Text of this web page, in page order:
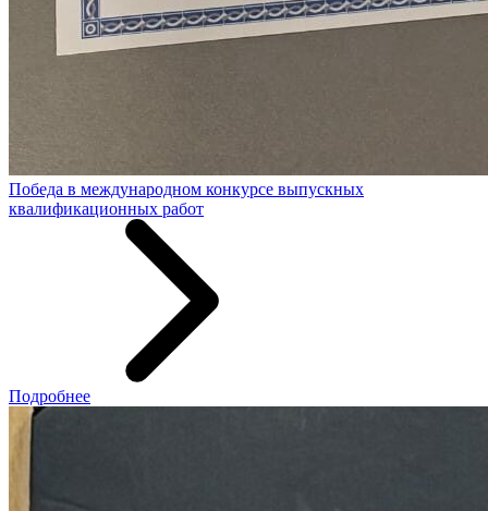
Победа в международном конкурсе выпускных
квалификационных работ
Подробнее